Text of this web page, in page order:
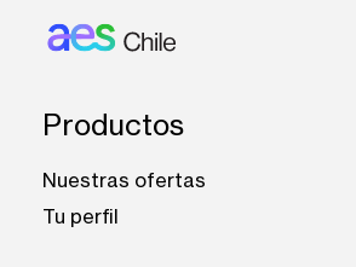
Productos
Nuestras ofertas
Tu perfil